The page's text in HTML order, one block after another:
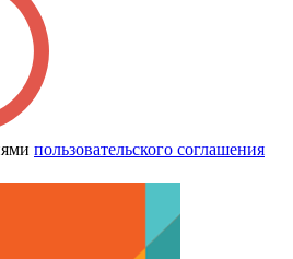
пользовательского соглашения